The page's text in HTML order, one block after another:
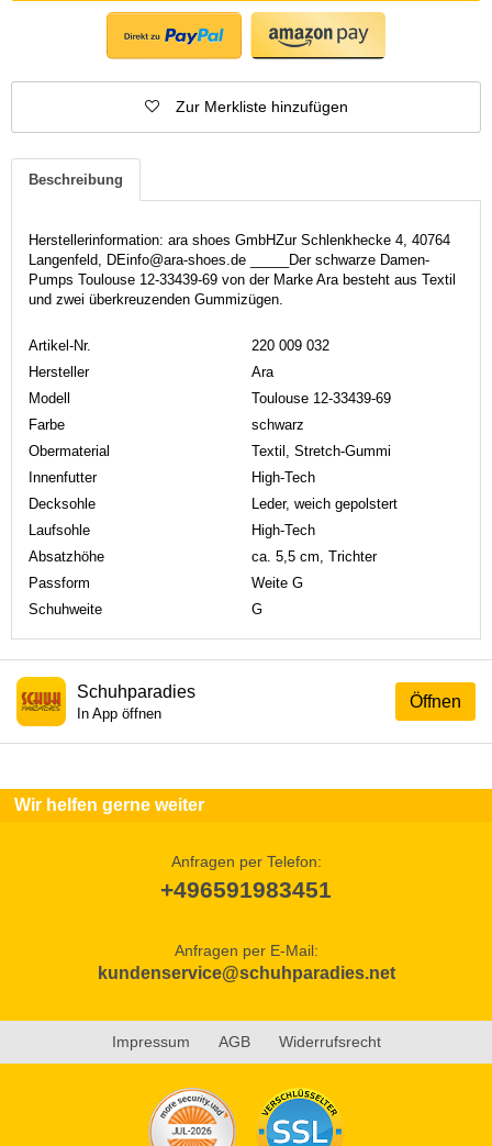
Zur Merkliste hinzufügen
Beschreibung
Herstellerinformation: ara shoes GmbHZur Schlenkhecke 4, 40764
Langenfeld, DEinfo@ara-shoes.de _____Der schwarze Damen-
Pumps Toulouse 12-33439-69 von der Marke Ara besteht aus Textil
und zwei überkreuzenden Gummizügen.
Artikel-Nr.
220 009 032
Hersteller
Ara
Modell
Toulouse 12-33439-69
Farbe
schwarz
Obermaterial
Textil, Stretch-Gummi
Innenfutter
High-Tech
Decksohle
Leder, weich gepolstert
Laufsohle
High-Tech
Absatzhöhe
ca. 5,5 cm, Trichter
Passform
Weite G
Schuhweite
G
Öffnen
Schuhparadies
In App öffnen
Wir helfen gerne weiter
Anfragen per Telefon:
+496591983451
Anfragen per E-Mail:
kundenservice@schuhparadies.net
Impressum AGB Widerrufsrecht